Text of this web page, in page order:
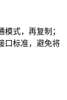
式，再复制；
口标准，避免将